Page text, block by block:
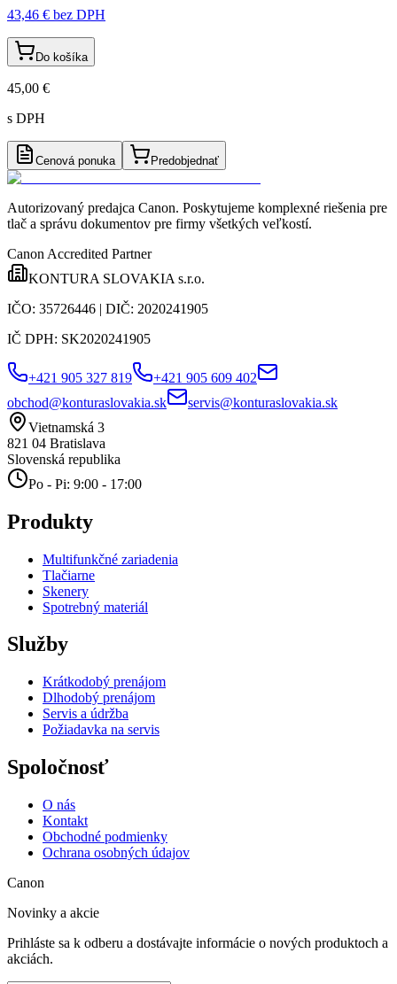
43,46 € bez DPH
Do košíka
45,00 €
s DPH
Cenová ponuka Predobjednať
Autorizovaný predajca Canon. Poskytujeme komplexné riešenia pre
tlač a správu dokumentov pre firmy všetkých veľkostí.
Canon Accredited Partner
KONTURA SLOVAKIA s.r.o.
IČO: 35726446 | DIČ: 2020241905
IČ DPH: SK2020241905
+421 905 327 819
+421 905 609 402
obchod@konturaslovakia.sk
servis@konturaslovakia.sk
Vietnamská 3
821 04 Bratislava
Slovenská republika
Po - Pi: 9:00 - 17:00
Produkty
Multifunkčné zariadenia
Tlačiarne
Skenery
Spotrebný materiál
Služby
Krátkodobý prenájom
Dlhodobý prenájom
Servis a údržba
Požiadavka na servis
Spoločnosť
O nás
Kontakt
Obchodné podmienky
Ochrana osobných údajov
Canon
Novinky a akcie
Prihláste sa k odberu a dostávajte informácie o nových produktoch a
akciách.